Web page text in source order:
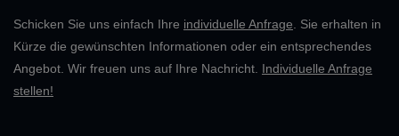
Schicken Sie uns einfach Ihre individuelle Anfrage . Sie erhalten in
Kürze die gewünschten Informationen oder ein entsprechendes
Angebot. Wir freuen uns auf Ihre Nachricht. Individuelle Anfrage
stellen!